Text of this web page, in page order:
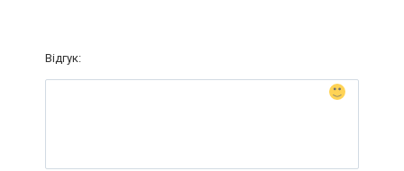
Відгук: